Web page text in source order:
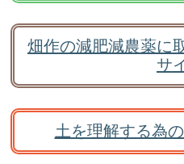
畑作の減肥減農薬に
サ
土を理解する為